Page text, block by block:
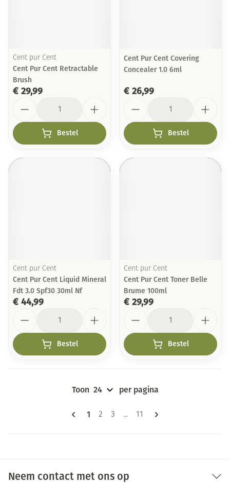
Cent pur Cent
Cent Pur Cent Retractable
Brush
€ 29,99
Bestel
Cent Pur Cent Covering
Concealer 1.0 6ml
€ 26,99
Bestel
Cent pur Cent
Cent Pur Cent Liquid Mineral
Fdt 3.0 Spf30 30ml Nf
€ 44,99
Bestel
Cent pur Cent
Cent Pur Cent Toner Belle
Brume 100ml
€ 29,99
Bestel
Pagina's
U lees momenteel pagina
1 Pagina
2 Pagina
3 ... Pagina
11
Toon per pagina
Neem contact met ons op